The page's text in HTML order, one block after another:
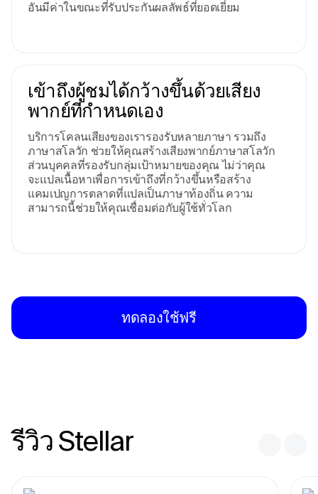
อันมีค่าในขณะที่รับประกันผลลัพธ์ที่ยอดเยี่ยม
เข้าถึงผู้ชมได้กว้างขึ้นด้วยเสียง
พากย์ที่กําหนดเอง
บริการโคลนเสียงของเรารองรับหลายภาษา รวมถึง
ภาษาสโลวัก ช่วยให้คุณสร้างเสียงพากย์ภาษาสโลวัก
ส่วนบุคคลที่รองรับกลุ่มเป้าหมายของคุณ ไม่ว่าคุณ
จะแปลเนื้อหาเพื่อการเข้าถึงที่กว้างขึ้นหรือสร้าง
แคมเปญการตลาดที่แปลเป็นภาษาท้องถิ่น ความ
สามารถนี้ช่วยให้คุณเชื่อมต่อกับผู้ใช้ทั่วโลก
ทดลองใช้ฟรี
รีวิว Stellar